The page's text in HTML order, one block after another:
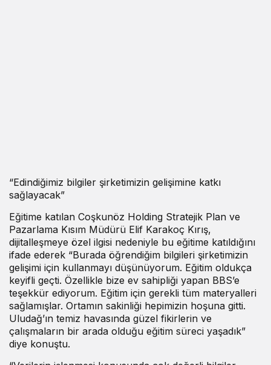
“Edindiğimiz bilgiler şirketimizin gelişimine katkı
sağlayacak”
Eğitime katılan Coşkunöz Holding Stratejik Plan ve
Pazarlama Kısım Müdürü Elif Karakoç Kırış,
dijitalleşmeye özel ilgisi nedeniyle bu eğitime katıldığını
ifade ederek “Burada öğrendiğim bilgileri şirketimizin
gelişimi için kullanmayı düşünüyorum. Eğitim oldukça
keyifli geçti. Özellikle bize ev sahipliği yapan BBS’e
teşekkür ediyorum. Eğitim için gerekli tüm materyalleri
sağlamışlar. Ortamın sakinliği hepimizin hoşuna gitti.
Uludağ’ın temiz havasında güzel fikirlerin ve
çalışmaların bir arada olduğu eğitim süreci yaşadık”
diye konuştu.